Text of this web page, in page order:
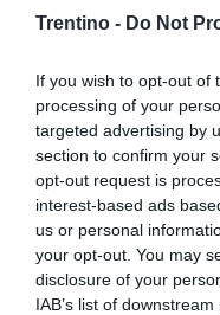
Trentino - Do Not
If you wish to opt-out of
processing of your
targeted advertising by
section to confirm your
opt-out request is
interest-based ads
us or personal
your opt-out. You may
disclosure of your
IAB’s list of
ITALIA
durante un